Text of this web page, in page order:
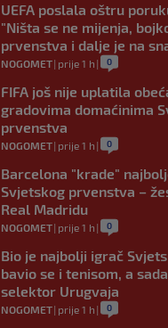
UEFA poslala oštru
"Ništa se ne mijenja,
prvenstva i dalje je na
NOGOMET| prije 1 h | 0
FIFA još nije uplatila
gradovima domaćinima
prvenstva
NOGOMET| prije 1 h | 0
Barcelona "krade"
Svjetskog prvenstva –
Real Madridu
NOGOMET| prije 1 h | 0
Bio je najbolji igrač
bavio se i tenisom, a
selektor Urugvaja
NOGOMET| prije 1 h | 0